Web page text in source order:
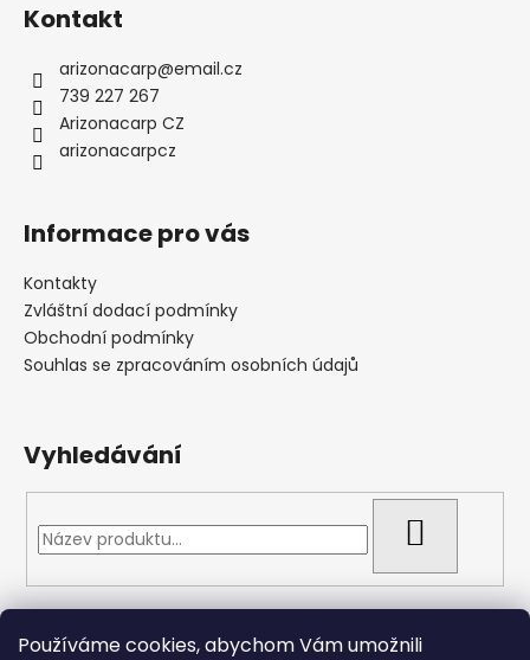
Používáme cookies, abychom Vám umožnili
Kontakt
arizonacarp@email.cz
739 227 267
Arizonacarp CZ
arizonacarpcz
Informace pro vás
Kontakty
Zvláštní dodací podmínky
Obchodní podmínky
Souhlas se zpracováním osobních údajů
Vyhledávání
Přijímáme online platby